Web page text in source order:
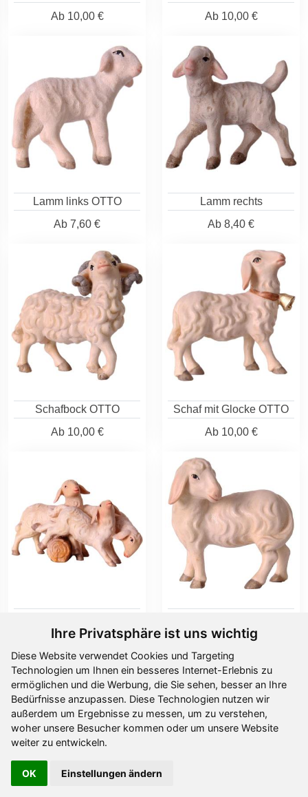
Ihre Privatsphäre ist uns wichtig
Diese Website verwendet Cookies und Targeting
Technologien um Ihnen ein besseres Internet-Erlebnis zu
ermöglichen und die Werbung, die Sie sehen, besser an Ihre
Bedürfnisse anzupassen. Diese Technologien nutzen wir
außerdem um Ergebnisse zu messen, um zu verstehen,
woher unsere Besucher kommen oder um unsere Website
weiter zu entwickeln.
OK Einstellungen ändern
Ab10,00 €
Ab10,00 €
Lamm links OTTO
Ab 7,60 €
Lamm rechts
Ab 8,40 €
Schafbock OTTO
Ab10,00 €
Schaf mit Glocke OTTO
Ab10,00 €
Ab22,80 €
Ab11,00 €